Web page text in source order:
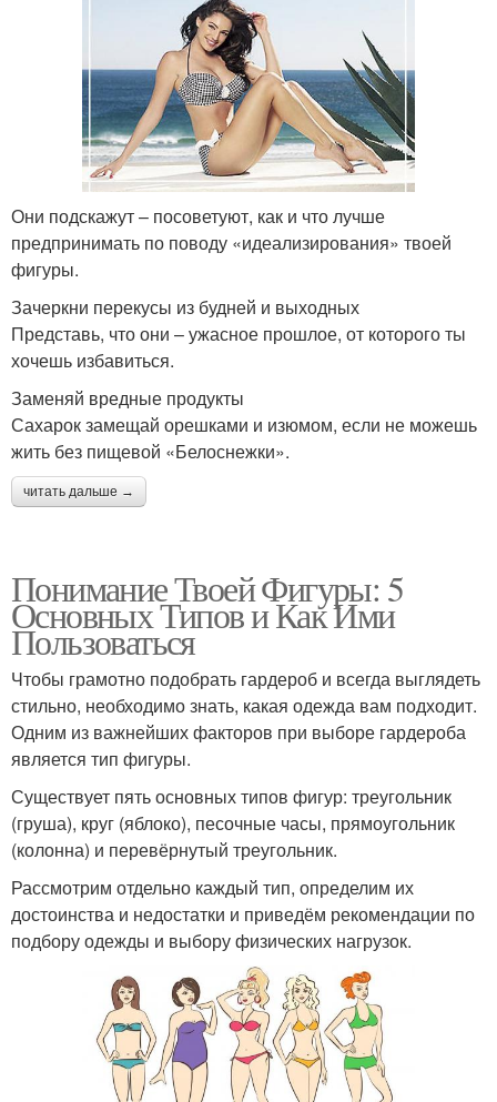
Они подскажут – посоветуют, как и что лучше
предпринимать по поводу «идеализирования» твоей
фигуры.
Зачеркни перекусы из будней и выходных
Представь, что они – ужасное прошлое, от которого ты
хочешь избавиться.
Заменяй вредные продукты
Сахарок замещай орешками и изюмом, если не можешь
жить без пищевой «Белоснежки».
читать дальше →
Понимание Твоей Фигуры: 5
Основных Типов и Как Ими
Пользоваться
Чтобы грамотно подобрать гардероб и всегда выглядеть
стильно, необходимо знать, какая одежда вам подходит.
Одним из важнейших факторов при выборе гардероба
является тип фигуры.
Существует пять основных типов фигур: треугольник
(груша), круг (яблоко), песочные часы, прямоугольник
(колонна) и перевёрнутый треугольник.
Рассмотрим отдельно каждый тип, определим их
достоинства и недостатки и приведём рекомендации по
подбору одежды и выбору физических нагрузок.